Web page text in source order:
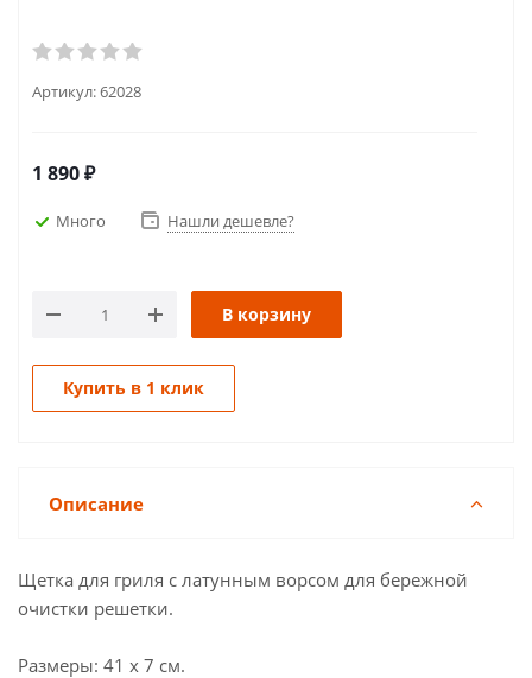
Артикул:62028
1 890₽
Много Нашли дешевле?
В корзину
Купить в 1 клик
Описание
Щетка для гриля с латунным ворсом для бережной
очистки решетки.
Размеры: 41 х 7 см.